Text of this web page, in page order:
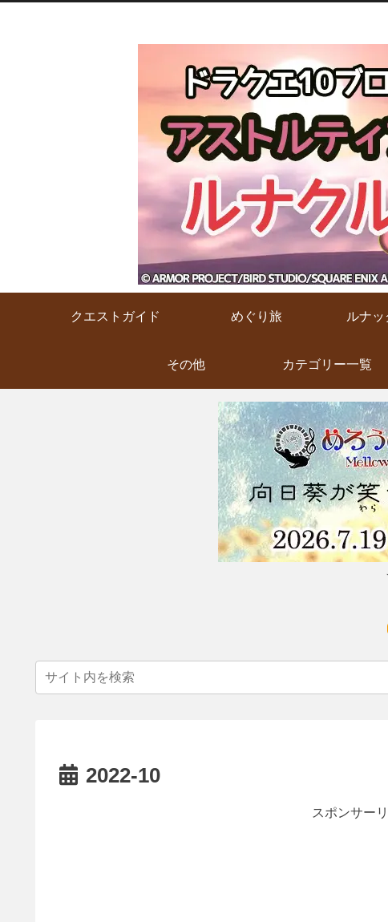
クエストガイド めぐり旅 ルナ
その他 カテゴリー一覧
2022-10
スポンサー